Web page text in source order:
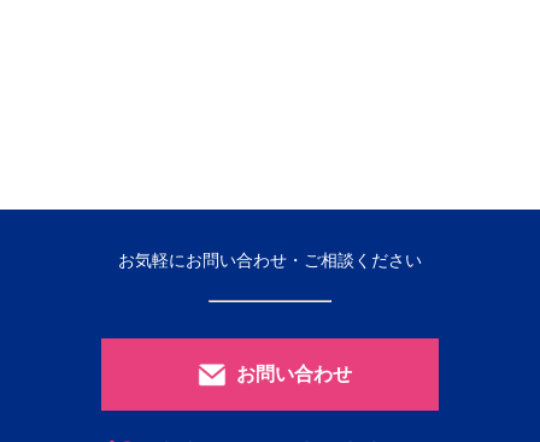
お気軽にお問い合わせ・ご相談ください
お問い合わせ